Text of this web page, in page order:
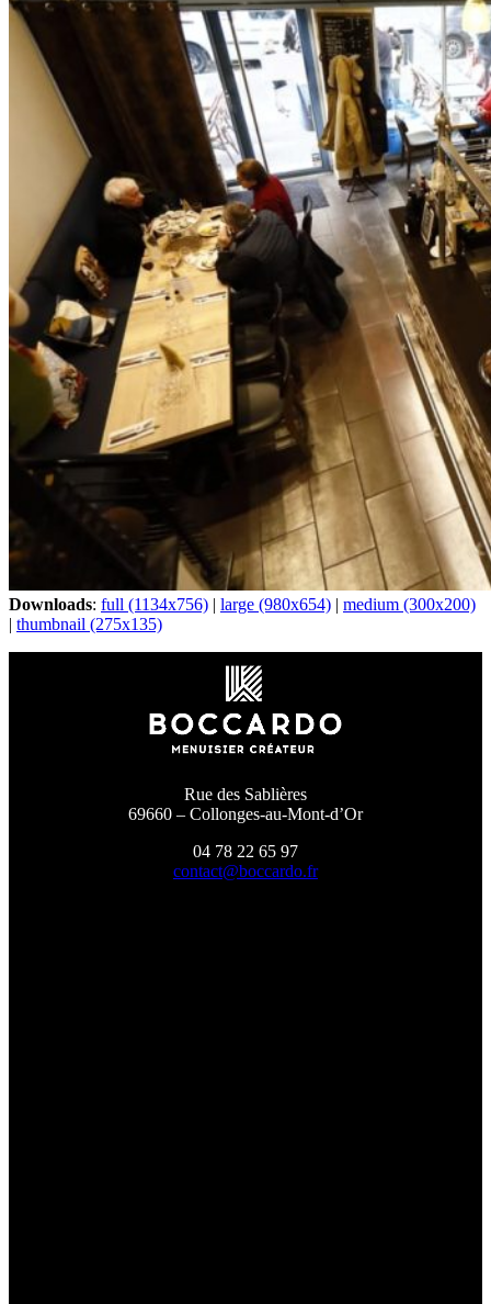
Downloads: full (1134x756) | large (980x654) | medium (300x200)
| thumbnail (275x135)
Rue des Sablières
69660 – Collonges-au-Mont-d’Or
04 78 22 65 97
contact@boccardo.fr